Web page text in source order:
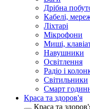
Дрібна
Кабелі,
Ліхтарі
Мікрофони
Миші,
Навушники
Освітлення
Радіо і
Світильники
Смарт
Краса та здоров'я
Краса та